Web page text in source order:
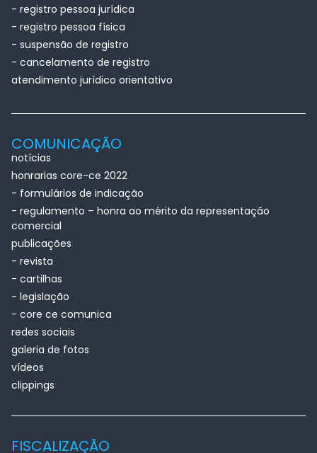
- registro pessoa jurídica
- registro pessoa física
- suspensão de registro
- cancelamento de registro
atendimento jurídico orientativo
COMUNICAÇÃO
notícias
honrarias core-ce 2022
- formulários de indicação
- regulamento – honra ao mérito da representação
comercial
publicações
- revista
- cartilhas
- legislação
- core ce comunica
redes sociais
galeria de fotos
vídeos
clippings
FISCALIZAÇÃO